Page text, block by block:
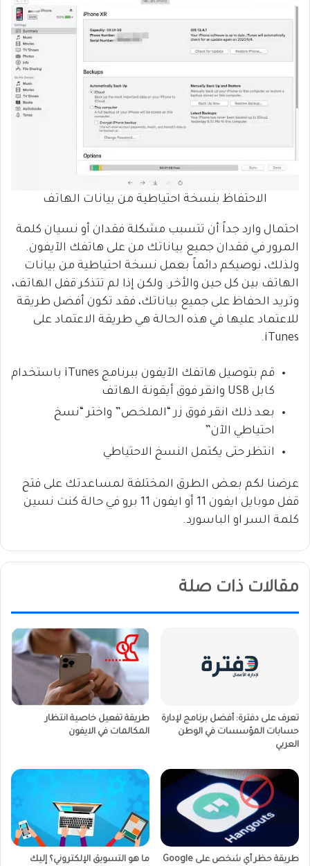
الاحتفاظ بنسخة احتياطية من بيانات الهاتف
احتمال وارد جداً أن تتسبب مشكلة فقدان أو نسيان كلمة
المرور في فقدان جميع بياناتك من على هاتفك الآيفون.
ولذلك، نوصيكم دائماً بعمل نسخة احتياطية من بيانات
الهاتف بين كل حين والأخر. ولكن إذا لم تتذكر قفل الهاتف،
وتريد الحفاظ على جميع بياناتك، فقد تكون أفضل طريقة
للاعتماد عليها في هذه الحالة هي طريقة الاعتماد على
iTunes.
قم بتوصيل هاتفك الآيفون ببرنامج iTunes باستخدام
كابل USB وانقر فوق أيقونة الهاتف
بعد ذلك انقر فوق زر “الملخص” واختر “نسخ
احتياطي الآن”
انتظر حتى يكتمل النسخ الاحتياطي
عرضنا لكم بعض الطرق المختلفة لمساعدتك على فتح
قفل موبايل ايفون 11 أو ايفون 11 برو في حالة كنت نسين
كلمة السر او الباسورد.
مقالات ذات صلة
تعرف على دفترة: أفضل برنامج لإدارة
حسابات المؤسسات في الوطن
العربي
طريقة تفعيل خاصية انتظار
المكالمات في الايفون
طريقة حظر أي شخص على Google
ما هو التسويق الإلكتروني؟ إليك